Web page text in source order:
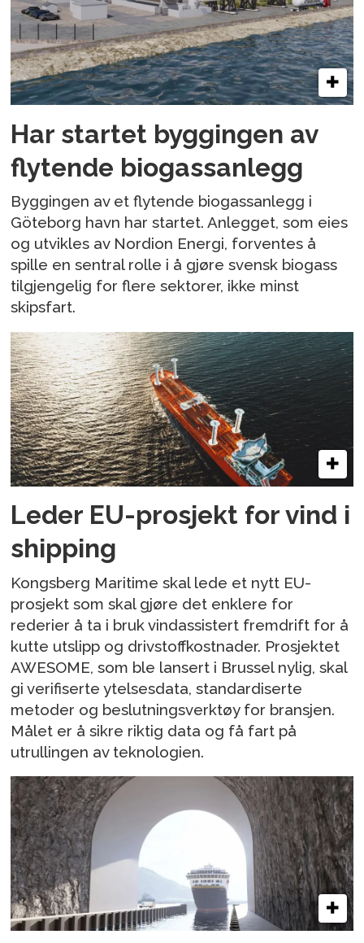
Har startet byggingen av
flytende biogassanlegg
Byggingen av et flytende biogassanlegg i
Göteborg havn har startet. Anlegget, som eies
og utvikles av Nordion Energi, forventes å
spille en sentral rolle i å gjøre svensk biogass
tilgjengelig for flere sektorer, ikke minst
skipsfart.
Leder EU-prosjekt for vind i
shipping
Kongsberg Maritime skal lede et nytt EU-
prosjekt som skal gjøre det enklere for
rederier å ta i bruk vindassistert fremdrift for å
kutte utslipp og drivstoffkostnader. Prosjektet
AWESOME, som ble lansert i Brussel nylig, skal
gi verifiserte ytelsesdata, standardiserte
metoder og beslutningsverktøy for bransjen.
Målet er å sikre riktig data og få fart på
utrullingen av teknologien.